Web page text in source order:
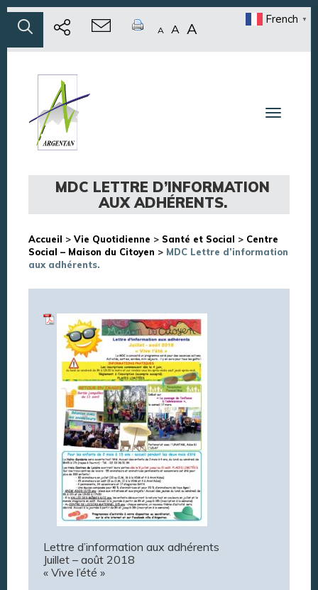
A A A
French ▼
Toggle
MDC LETTRE D’INFORMATION
AUX ADHÉRENTS.
Accueil > Vie Quotidienne > Santé et Social > Centre
Social – Maison du Citoyen > MDC Lettre d’information
aux adhérents.
Lettre d’information aux adhérents
Juillet – août 2018
« Vive l’été »